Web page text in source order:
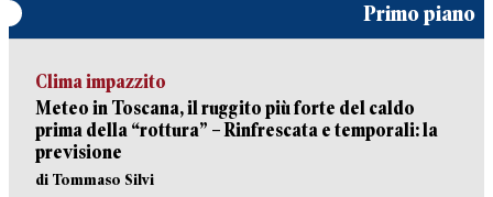
Primo piano
Clima impazzito
Meteo in Toscana, il ruggito più forte del caldo
prima della “rottura” – Rinfrescata e temporali: la
previsione
di Tommaso Silvi